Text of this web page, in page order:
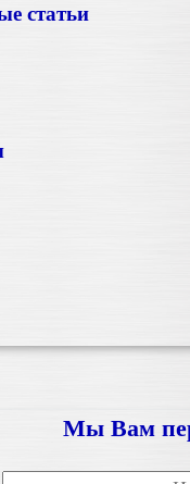
статьи
Мы Вам